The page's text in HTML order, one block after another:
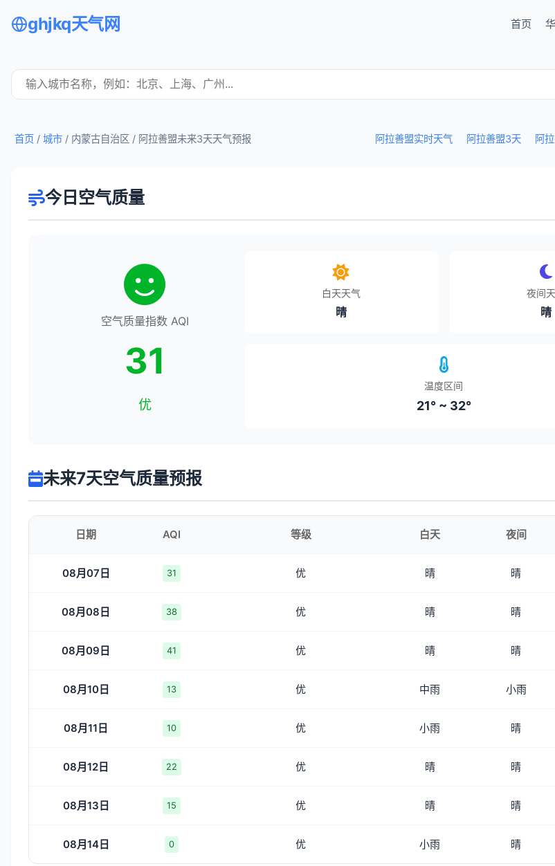
ghjkq天气网 首页
阿拉善盟实时天气 阿拉善盟3天 阿
首页 / 城市 / 内蒙古自治区 / 阿拉善盟未来3天天气预报
今日空气质量
空气质量指数 AQI
31
优
白天天气
晴
夜间
晴
温度区间
21° ~ 32°
未来7天空气质量预报
日期 AQI 等级 白天 夜间
08月07日 31 优 晴 晴
08月08日 38 优 晴 晴
08月09日 41 优 晴 晴
08月10日 13 优 中雨 小雨
08月11日 10 优 小雨 晴
08月12日 22 优 晴 晴
08月13日 15 优 晴 晴
08月14日 0 优 小雨 晴